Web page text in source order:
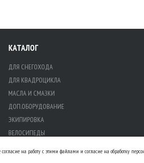
КАТАЛОГ
ДЛЯ СНЕГОХОДА
ДЛЯ КВАДРОЦИКЛА
МАСЛА И СМАЗКИ
ДОП.ОБОРУДОВАНИЕ
ЭКИПИРОВКА
ВЕЛОСИПЕДЫ
на работу с этими файлами и согласие на обработку